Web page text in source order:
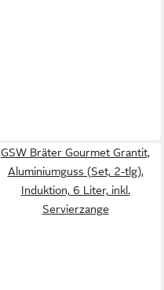
GSW Bräter Gourmet Grantit,
Aluminiumguss (Set, 2-tlg),
Induktion, 6 Liter, inkl.
Servierzange